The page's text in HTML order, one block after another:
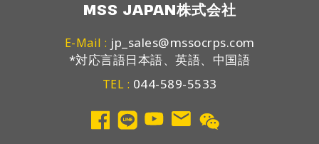
MSS JAPAN株式会社
E-Mail : jp_sales@mssocrps.com
*対応言語日本語、英語、中国語
TEL : 044-589-5533